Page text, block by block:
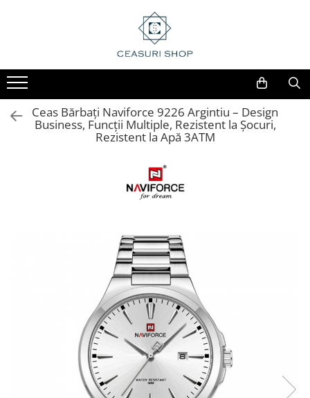
Ceas Bărbați Naviforce 9226 Argintiu – Design
Business, Funcții Multiple, Rezistent la Șocuri,
Rezistent la Apă 3ATM